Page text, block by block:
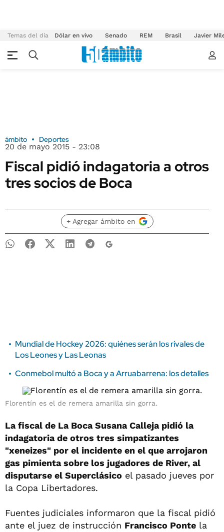
Temas del día Dólar en vivo Senado REM Brasil Javier
ámbito Deportes
20 de mayo 2015 - 23:08
Fiscal pidió indagatoria a otros
tres socios de Boca
+ Agregar ámbito en
Mundial de Hockey 2026: quiénes serán los rivales de
Los Leones y Las Leonas
Conmebol multó a Boca y a Arruabarrena: los detalles
Florentín es el de remera amarilla sin gorra.
La fiscal de La Boca Susana Calleja pidió la
indagatoria de otros tres simpatizantes
"xeneizes" por el incidente en el que arrojaron
gas pimienta sobre los jugadores de River, al
disputarse el Superclásico el pasado jueves por
la Copa Libertadores.
Fuentes judiciales informaron que la fiscal pidió
ante el juez de instrucción Francisco Ponte la